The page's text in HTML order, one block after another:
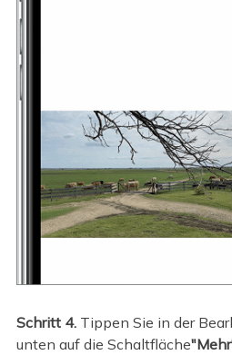
Schritt 4.Tippen Sie in der
unten auf die Schaltfläche"Mehr